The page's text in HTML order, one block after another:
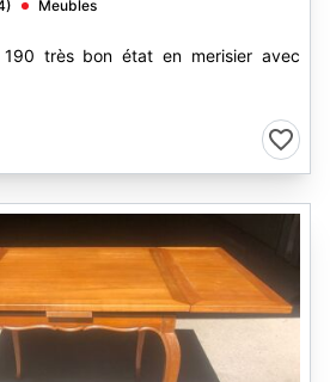
Meubles
très bon état en merisier avec